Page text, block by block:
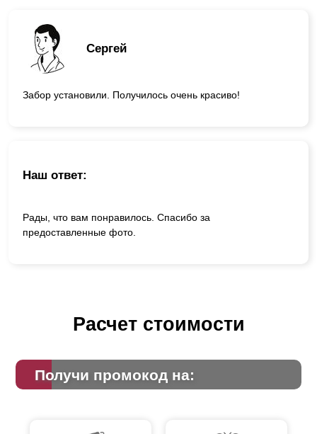
Сергей
Забор установили. Получилось очень красиво!
Наш ответ:
Рады, что вам понравилось. Спасибо за
предоставленные фото.
Расчет стоимости
Получи промокод на: